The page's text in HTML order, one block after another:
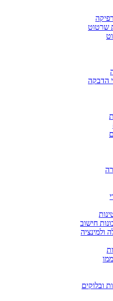
שרטוט
הדבקה
חישוב
ולמינציה
ובלוקים